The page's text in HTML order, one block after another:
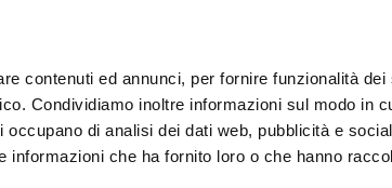
contenuti ed annunci, per fornire funzionalità dei
Condividiamo inoltre informazioni sul modo in
di analisi dei dati web, pubblicità e
informazioni che ha fornito loro o che hanno
Centro Culturale Centro Studi